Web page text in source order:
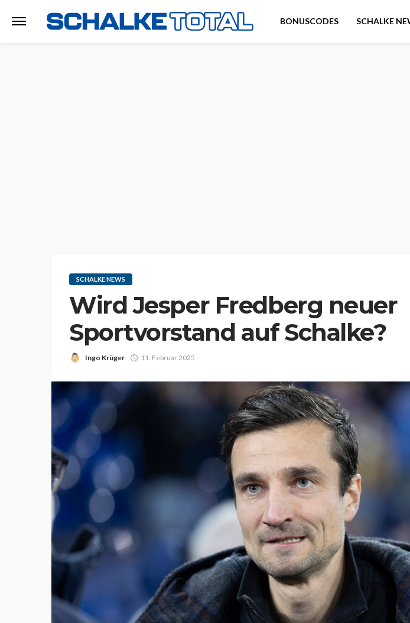
BONUSCODES SCHALKE
SCHALKE NEWS
Wird Jesper Fredberg neuer
Sportvorstand auf Schalke?
Ingo Krüger 11. Februar 2025